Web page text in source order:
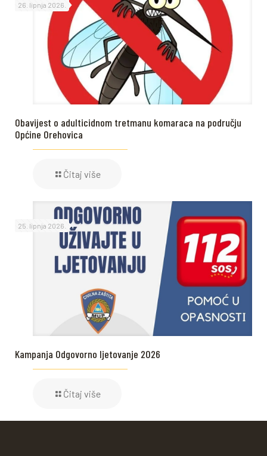
26. lipnja 2026.
Obavijest o adulticidnom tretmanu komaraca na području
Općine Orehovica
Čitaj više
25. lipnja 2026.
Kampanja Odgovorno ljetovanje 2026
Čitaj više